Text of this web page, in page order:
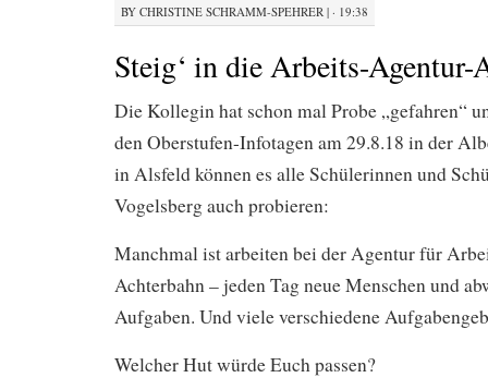
BY CHRISTINE SCHRAMM-SPEHRER | · 19:38
Steig‘ in die Arbeits-
Die Kollegin hat schon mal Probe „gefahren“
den Oberstufen-Infotagen am 29.8.18 in der
in Alsfeld können es alle Schülerinnen und
Vogelsberg auch probieren:
Manchmal ist arbeiten bei der Agentur für
Achterbahn – jeden Tag neue Menschen und
Aufgaben. Und viele verschiedene
Welcher Hut würde Euch passen?